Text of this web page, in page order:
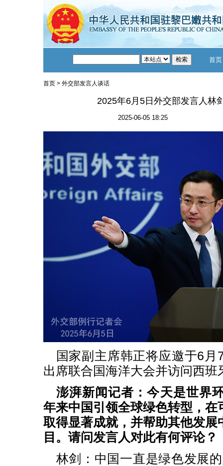
首页
首页> 外交部发言人谈话
2025年6月5日外交部发言人林
2025-06-05 18:25
国家副主席韩正将应邀于6
出席联合国海洋大会并访问西班
澎湃新闻记者：今天是世界
年来中国引领全球绿色转型，在
取得显著成就，并帮助其他发展
目。请问发言人对此有何评论？
林剑：中国一直是绿色发展